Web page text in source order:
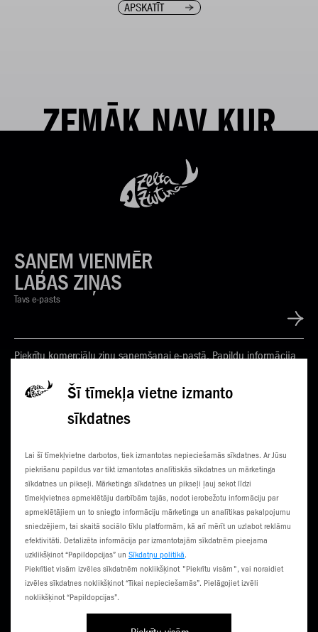
Šī tīmekļa vietne izmanto
sīkdatnes
Lai šī tīmekļvietne darbotos, tiek izmantotas nepieciešamās sīkdatnes. Ar Jūsu
piekrišanu papildus var tikt izmantotas analītiskās sīkdatnes un mārketinga
sīkdatnes un pikseļi. Mārketinga sīkdatnes un pikseļi ļauj sekot līdzi
tīmekļvietnes apmeklētāju darbībām tajās, nodot ierobežotu informāciju par
apmeklētājiem un to sniegto informāciju mārketinga un analītikas pakalpojumu
sniedzējiem, tai skaitā sociālo tīklu platformām, kā arī mērīt un uzlabot reklāmu
efektivitāti. Detalizēta informācija par izmantotajām sīkdatnēm pieejama
uzklikšķinot “Papildopcijas” un Sīkdatņu politikā.
Piekrītiet visām izvēles sīkdatnēm noklikšķinot "Piekrītu visām", vai noraidiet
izvēles sīkdatnes noklikšķinot “Tikai nepieciešamās”. Pielāgojiet izvēli
noklikšķinot “Papildopcijas”.
APSKATĪT
ZEMĀK NAV KUR
SAŅEM VIENMĒR
LABAS ZIŅAS
Tavs e-pasts
Piekrītu komerciālu ziņu saņemšanai e-pastā. Papildu informācija
KLIENTU CENTRI
SŪTI SMS
ČEMPIONĀTS
3G NORIETS
TŪRISTIEM